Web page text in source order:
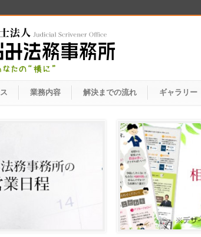
業務内容 解決までの流れ ギャラリー